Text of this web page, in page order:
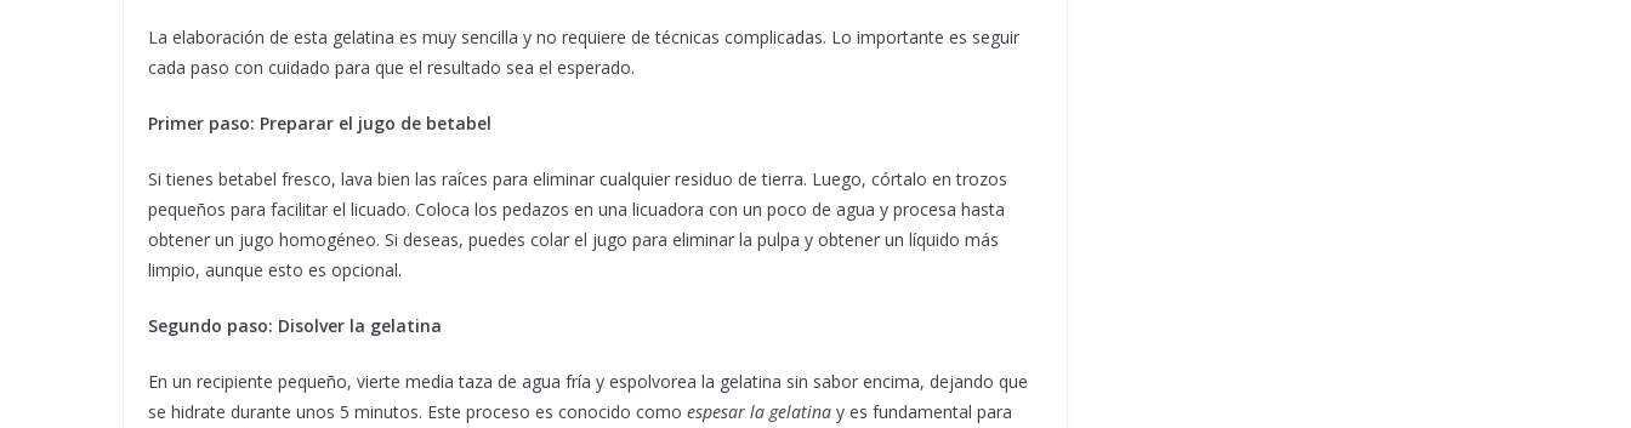
La elaboración de esta gelatina es muy sencilla y no requiere de técnicas complicadas. Lo importante es seguir
cada paso con cuidado para que el resultado sea el esperado.
Primer paso: Preparar el jugo de betabel
Si tienes betabel fresco, lava bien las raíces para eliminar cualquier residuo de tierra. Luego, córtalo en trozos
pequeños para facilitar el licuado. Coloca los pedazos en una licuadora con un poco de agua y procesa hasta
obtener un jugo homogéneo. Si deseas, puedes colar el jugo para eliminar la pulpa y obtener un líquido más
limpio, aunque esto es opcional.
Segundo paso: Disolver la gelatina
En un recipiente pequeño, vierte media taza de agua fría y espolvorea la gelatina sin sabor encima, dejando que
se hidrate durante unos 5 minutos. Este proceso es conocido como espesar la gelatina y es fundamental para